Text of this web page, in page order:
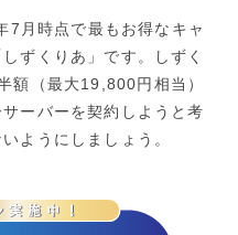
7月時点で最もお得なキャ
ずくりあ」です。しずく
額（最大19,800円相当）
ーバーを契約しようと考
ようにしましょう。